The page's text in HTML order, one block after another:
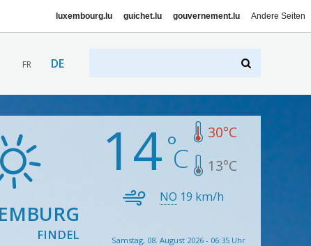
luxembourg.lu guichet.lu gouvernement.lu Andere Seiten
FR DE
FINDEL
14 30°C
13°C
NO 19 km/h
Samstag, 08. August 2026 - 06:35 Uhr